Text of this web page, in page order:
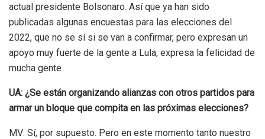
actual presidente Bolsonaro. Así que ya han sido
publicadas algunas encuestas para las elecciones del
2022, que no se sí si se van a confirmar, pero expresan un
apoyo muy fuerte de la gente a Lula, expresa la felicidad de
mucha gente.
UA: ¿Se están organizando alianzas con otros partidos para
armar un bloque que compita en las próximas elecciones?
MV: Sí, por supuesto. Pero en este momento tanto nuestro